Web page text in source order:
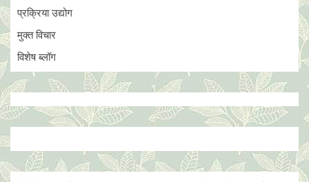
प्रक्रिया उद्योग
मुक्त विचार
विशेष ब्लॉग